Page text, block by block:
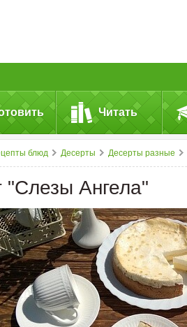
Читать
блюд Десерты Десерты разные
"Слезы Ангела"